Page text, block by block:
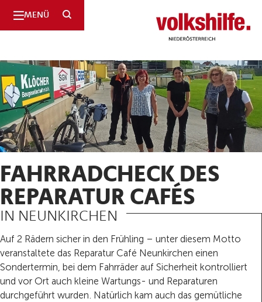
MENÜ SUCHE Niederösterreich
FAHRRADCHECK DES
REPARATUR CAFÉS
IN NEUNKIRCHEN
Auf 2 Rädern sicher in den Frühling – unter diesem Motto
veranstaltete das Reparatur Café Neunkirchen einen
Sondertermin, bei dem Fahrräder auf Sicherheit kontrolliert
und vor Ort auch kleine Wartungs- und Reparaturen
durchgeführt wurden. Natürlich kam auch das gemütliche